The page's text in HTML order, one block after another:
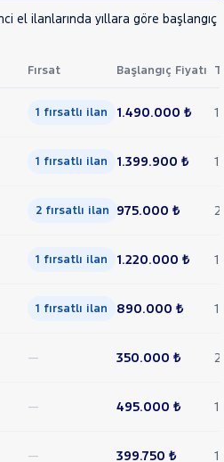
el ilanlarında yıllara göre başlangıç
Fırsat Başlangıç Fiyatı
1 fırsatlı ilan 1.490.000 ₺ 1
1 fırsatlı ilan 1.399.900 ₺ 1
2 fırsatlı ilan 975.000 ₺ 2
1 fırsatlı ilan 1.220.000 ₺ 1
1 fırsatlı ilan 890.000 ₺ 1
— 350.000 ₺ 2
— 495.000 ₺ 1
— 399.750 ₺ 1